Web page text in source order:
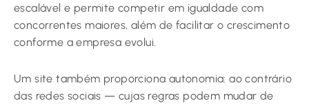
escalável e permite competir em igualdade com
concorrentes maiores, além de facilitar o crescimento
conforme a empresa evolui.
Um site também proporciona autonomia: ao contrário
das redes sociais — cujas regras podem mudar de